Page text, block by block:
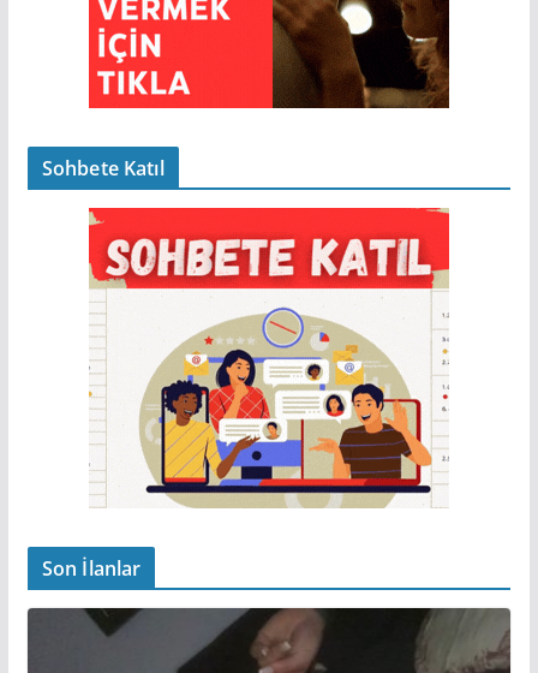
Sohbete Katıl
Son İlanlar